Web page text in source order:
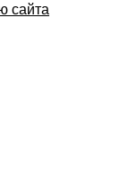
сайта